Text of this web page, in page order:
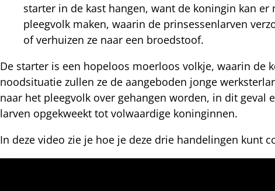
starter in de kast hangen, want de koningin kan
pleegvolk maken, waarin de prinsessenlarven
of verhuizen ze naar een broedstoof.
De starter is een hopeloos moerloos volkje, waarin de
noodsituatie zullen ze de aangeboden jonge
naar het pleegvolk over gehangen worden, in dit
larven opgekweekt tot volwaardige koninginnen.
In deze video zie je hoe je deze drie handelingen kunt